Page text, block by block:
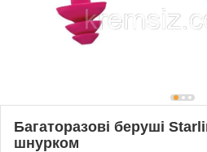
Багаторазові беруші
шнурком